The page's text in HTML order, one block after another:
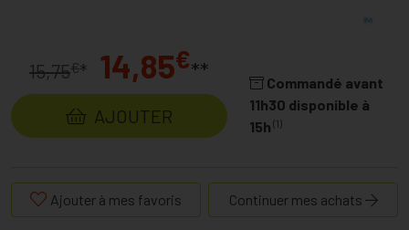
15,75€* 14,85€**
AJOUTER
Commandé avant
11h30 disponible à
15h (1)
Ajouter à mes favoris Continuer mes achats